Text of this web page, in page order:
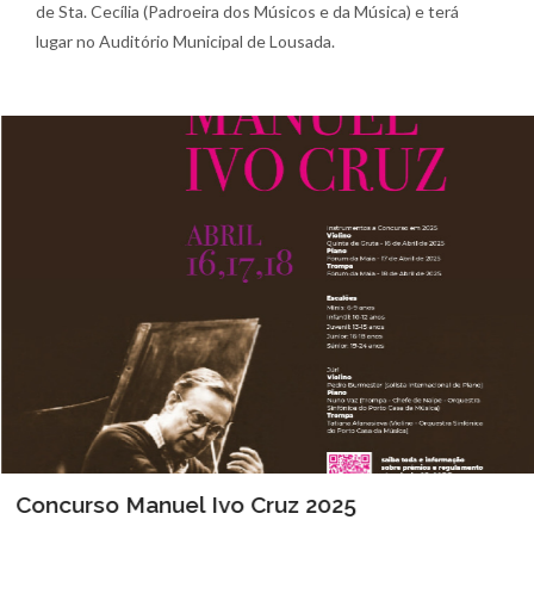
de Sta. Cecília (Padroeira dos Músicos e da Música) e terá
lugar no Auditório Municipal de Lousada.
Concurso Manuel Ivo Cruz 2025